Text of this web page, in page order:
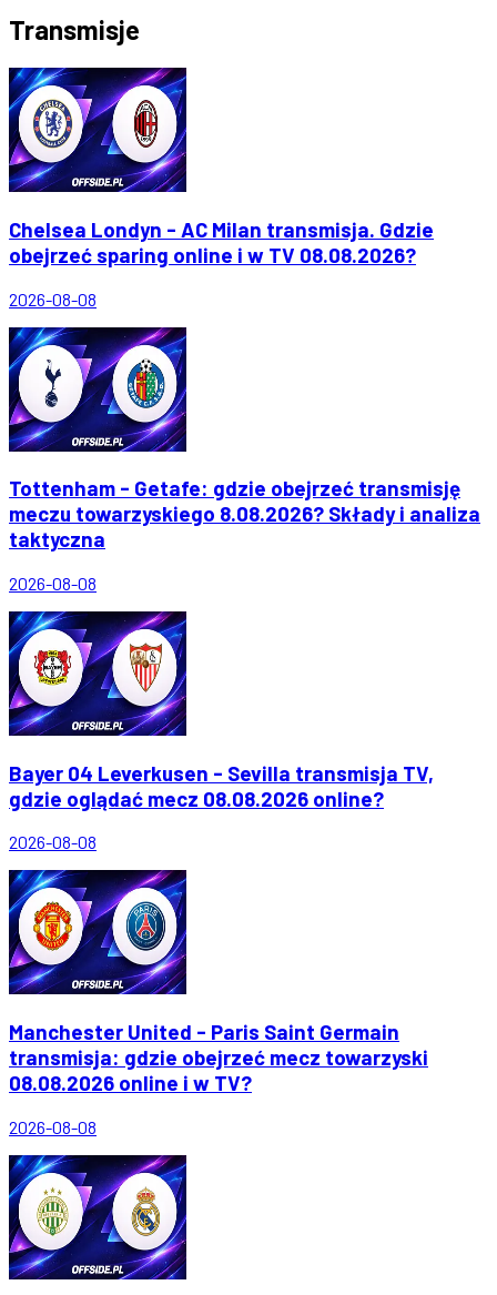
Transmisje
Chelsea Londyn - AC Milan transmisja. Gdzie
obejrzeć sparing online i w TV 08.08.2026?
2026-08-08
Tottenham - Getafe: gdzie obejrzeć transmisję
meczu towarzyskiego 8.08.2026? Składy i analiza
taktyczna
2026-08-08
Bayer 04 Leverkusen - Sevilla transmisja TV,
gdzie oglądać mecz 08.08.2026 online?
2026-08-08
Manchester United - Paris Saint Germain
transmisja: gdzie obejrzeć mecz towarzyski
08.08.2026 online i w TV?
2026-08-08